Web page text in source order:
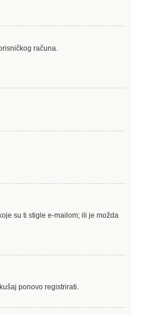
računa.
su ti stigle e-mailom; ili je možda
ponovo registrirati.